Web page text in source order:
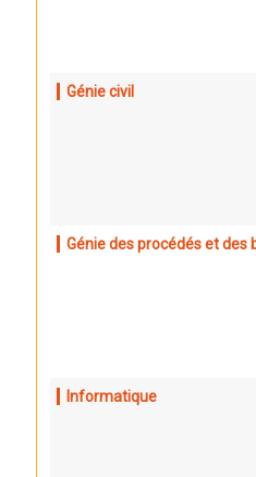
Génie civil
Génie des procédés et des
Informatique